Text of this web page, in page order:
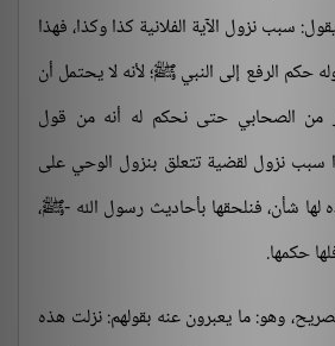
سبب نزول الآية الفلانية كذا وكذا، فهذا
حكم الرفع إلى النبي ﷺ؛ لأنه لا يحتمل أن
من الصحابي حتى نحكم له أنه من قول
سبب نزول لقضية تتعلق بنزول الوحي على
لها شأن، فنلحقها بأحاديث رسول الله -ﷺ،
حكمها.
وهو: ما يعبرون عنه بقولهم: نزلت هذه